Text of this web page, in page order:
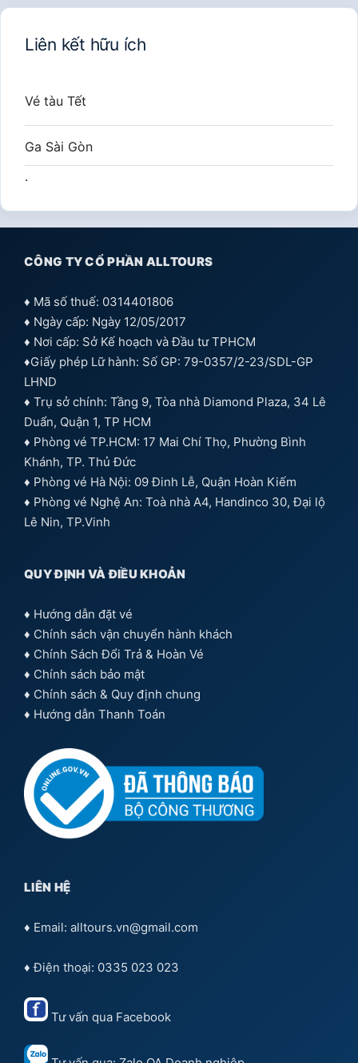
Liên kết hữu ích
Vé tàu Tết
Ga Sài Gòn
.
CÔNG TY CỔ PHẦN ALLTOURS
♦ Mã số thuế: 0314401806
♦ Ngày cấp: Ngày 12/05/2017
♦ Nơi cấp: Sở Kế hoạch và Đầu tư TPHCM
♦Giấy phép Lữ hành: Số GP: 79-0357/2-23/SDL-GP
LHND
♦ Trụ sở chính: Tầng 9, Tòa nhà Diamond Plaza, 34 Lê
Duẩn, Quận 1, TP HCM
♦ Phòng vé TP.HCM: 17 Mai Chí Thọ, Phường Bình
Khánh, TP. Thủ Đức
♦ Phòng vé Hà Nội: 09 Đinh Lễ, Quận Hoàn Kiếm
♦ Phòng vé Nghệ An: Toà nhà A4, Handinco 30, Đại lộ
Lê Nin, TP.Vinh
QUY ĐỊNH VÀ ĐIỀU KHOẢN
♦ Hướng dẫn đặt vé
♦ Chính sách vận chuyển hành khách
♦ Chính Sách Đổi Trả & Hoàn Vé
♦ Chính sách bảo mật
♦ Chính sách & Quy định chung
♦ Hướng dẫn Thanh Toán
LIÊN HỆ
♦ Email: alltours.vn@gmail.com
♦ Điện thoại: 0335 023 023
Tư vấn qua Facebook